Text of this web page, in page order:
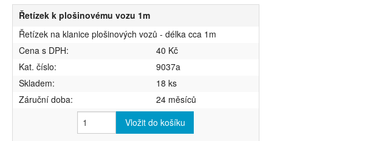
Řetízek k plošinovému vozu 1m
Řetízek na klanice plošinových vozů - délka cca 1m
Cena s DPH:
40 Kč
Kat. číslo:
9037a
Skladem:
18 ks
Záruční doba:
24 měsíců
Vložit do košíku